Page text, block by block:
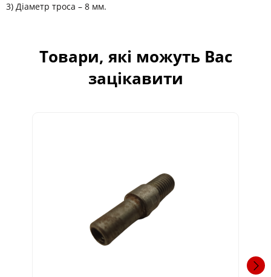
3) Діаметр троса – 8 мм.
Товари, які можуть Вас
зацікавити